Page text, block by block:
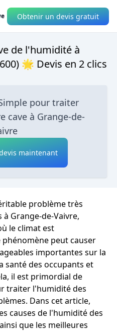
Obtenir un devis gratuit
de l'humidité à
🌟 Devis en 2 clics
pour traiter
cave à Grange-de-
maintenant
problème très
Grange-de-Vaivre,
le climat est
peut causer
importantes sur la
santé des occupants et
il est primordial de
traiter l'humidité des
Dans cet article,
causes de l'humidité des
que les meilleures